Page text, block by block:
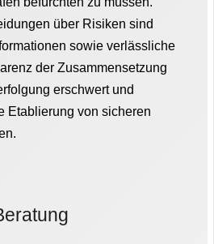
über Risiken sind
sowie verlässliche
der Zusammensetzung
erschwert und
Etablierung von sicheren